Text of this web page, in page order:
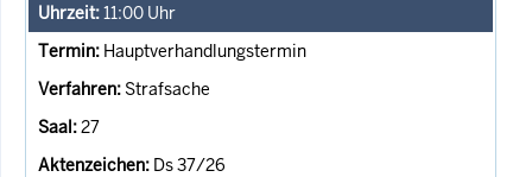
11:00 Uhr
Hauptverhandlungstermin
Strafsache
27
Ds 37/26